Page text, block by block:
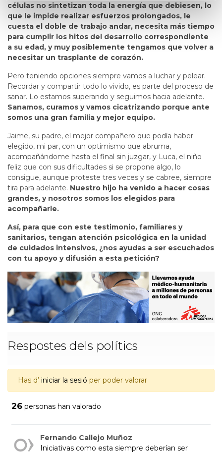
células no sintetizan toda la energía que debiesen, lo
que le impide realizar esfuerzos prolongados, le
cuesta el doble de trabajo andar, necesita más tiempo
para cumplir los hitos del desarrollo correspondiente
a su edad, y muy posiblemente tengamos que volver a
necesitar un trasplante de corazón.
Pero teniendo opciones siempre vamos a luchar y pelear.
Recordar y compartir todo lo vivido, es parte del proceso de
sanar. Lo estamos superando y seguimos hacia adelante.
Sanamos, curamos y vamos cicatrizando porque ante
somos una gran familia y mejor equipo.
Jaime, su padre, el mejor compañero que podía haber
elegido, mi par, con un optimismo que abruma,
acompañándome hasta el final sin juzgar, y Luca, el niño
feliz que con sus dificultades si se propone algo, lo
consigue, aunque proteste tres veces y se cabree, siempre
tira para adelante. Nuestro hijo ha venido a hacer cosas
grandes, y nosotros somos los elegidos para
acompañarle.
Así, para que con este testimonio, familiares y
sanitarios, tengan atención psicológica en la unidad
de cuidados intensivos, ¿nos ayudas a ser escuchados
con tu apoyo y difusión a esta petición?
Respostes dels polítics
Has d’ iniciar la sesió per poder valorar
26 personas han valorado
Fernando Callejo Muñoz
Iniciativas como esta siempre deberían ser